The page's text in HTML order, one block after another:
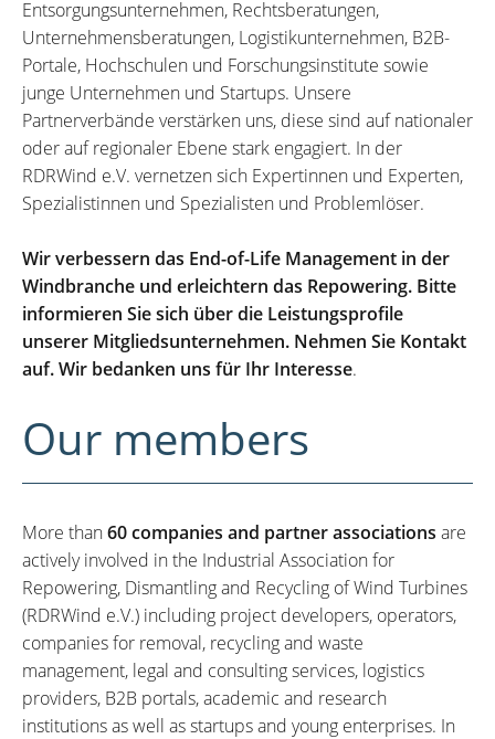
Entsorgungsunternehmen, Rechtsberatungen,
Unternehmensberatungen, Logistikunternehmen, B2B-
Portale, Hochschulen und Forschungsinstitute sowie
junge Unternehmen und Startups. Unsere
Partnerverbände verstärken uns, diese sind auf nationaler
oder auf regionaler Ebene stark engagiert. In der
RDRWind e.V. vernetzen sich Expertinnen und Experten,
Spezialistinnen und Spezialisten und Problemlöser.
Wir verbessern das End-of-Life Management in der
Windbranche und erleichtern das Repowering. Bitte
informieren Sie sich über die Leistungsprofile
unserer Mitgliedsunternehmen. Nehmen Sie Kontakt
auf. Wir bedanken uns für Ihr Interesse.
Our members
More than60 companies and partner associations are
actively involved in the Industrial Association for
Repowering, Dismantling and Recycling of Wind Turbines
(RDRWind e.V.) including project developers, operators,
companies for removal, recycling and waste
management, legal and consulting services, logistics
providers, B2B portals, academic and research
institutions as well as startups and young enterprises. In